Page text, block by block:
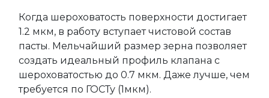
Когда шероховатость поверхности достигает
1.2 мкм, в работу вступает чистовой состав
пасты. Мельчайший размер зерна позволяет
создать идеальный профиль клапана с
шероховатостью до 0.7 мкм. Даже лучше, чем
требуется по ГОСТу (1мкм).